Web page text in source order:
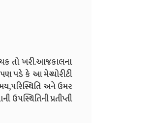
તો ખરી.આજકાલના
પડે કે આ મેચ્યોરીટી
અને ઉમર
પ્રતીપ્તી